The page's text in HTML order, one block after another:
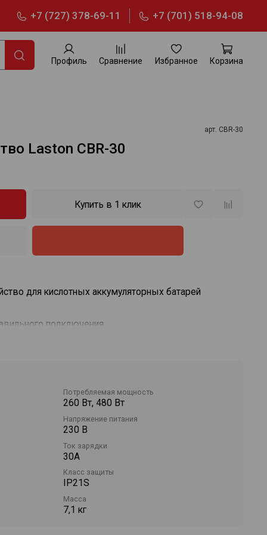
+7 (727) 378-69-11 +7 (701) 518-94-08
Профиль Сравнение Избранное Корзина
арт. CBR-30
Laston CBR-30
Купить в 1 клик
для кислотных аккумуляторных батарей
подключения.
Потребляемая мощность
260 Вт, 480 Вт
Напряжение питания
230 В
Ток зарядки
30А
Класс защиты
IP21S
Масса
7,1 кг